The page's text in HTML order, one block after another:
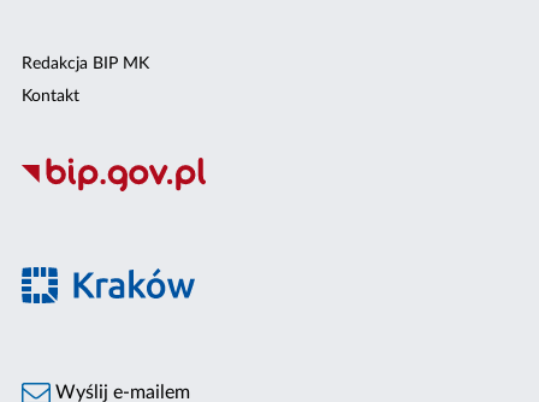
Redakcja BIP MK
Kontakt
Wyślij e-mailem